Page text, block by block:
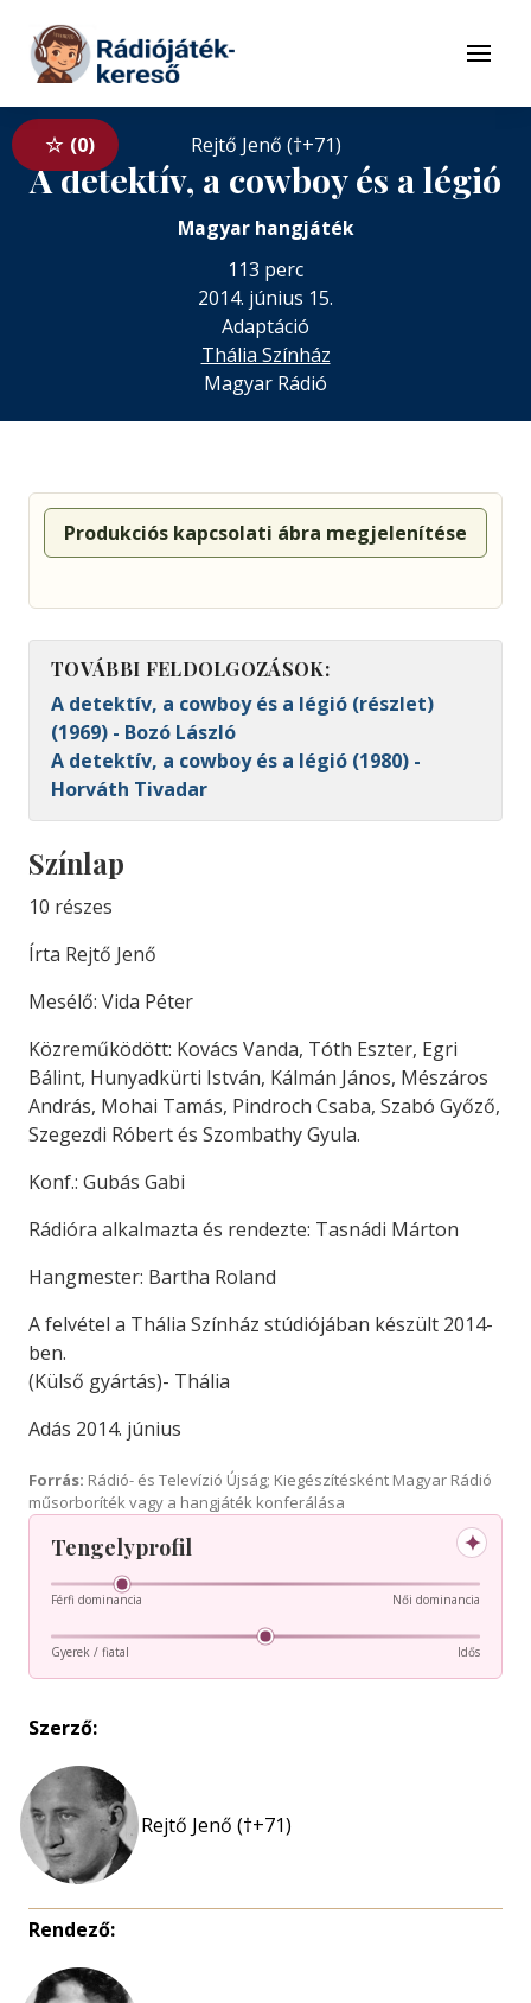
Tovább a tartalomhoz
Menü
0 Rejtő Jenő (†+71)
A detektív, a cowboy és a légió
Magyar hangjáték
113 perc
2014. június 15.
Adaptáció
Thália Színház
Magyar Rádió
Produkciós kapcsolati ábra megjelenítése
TOVÁBBI FELDOLGOZÁSOK:
A detektív, a cowboy és a légió (részlet)
(1969) - Bozó László
A detektív, a cowboy és a légió (1980) -
Horváth Tivadar
Színlap
10 részes
Írta Rejtő Jenő
Mesélő: Vida Péter
Közreműködött: Kovács Vanda, Tóth Eszter, Egri
Bálint, Hunyadkürti István, Kálmán János, Mészáros
András, Mohai Tamás, Pindroch Csaba, Szabó Győző,
Szegezdi Róbert és Szombathy Gyula.
Konf.: Gubás Gabi
Rádióra alkalmazta és rendezte: Tasnádi Márton
Hangmester: Bartha Roland
A felvétel a Thália Színház stúdiójában készült 2014-
ben.
(Külső gyártás)- Thália
Adás 2014. június
Forrás: Rádió- és Televízió Újság; Kiegészítésként Magyar Rádió
műsorboríték vagy a hangjáték konferálása
Tengelyprofil ✦
Férfi dominancia Női dominancia
Gyerek / fiatal Idős
Szerző:
Rejtő Jenő (†+71)
Rendező: